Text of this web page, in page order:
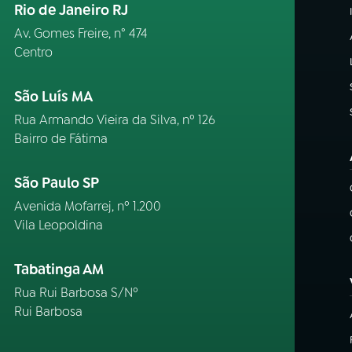
Rio de Janeiro RJ
Av. Gomes Freire, n° 474
Centro
São Luís MA
Rua Armando Vieira da Silva, nº 126
Bairro de Fátima
São Paulo SP
Avenida Mofarrej, nº 1.200
Vila Leopoldina
Tabatinga AM
Rua Rui Barbosa S/Nº
Rui Barbosa